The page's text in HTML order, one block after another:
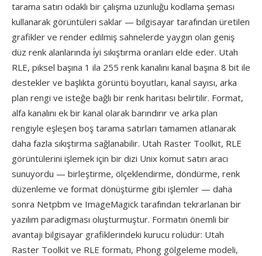
tarama satırı odaklı bir çalışma uzunluğu kodlama şeması
kullanarak görüntüleri saklar — bilgisayar tarafından üretilen
grafikler ve render edilmiş sahnelerde yaygın olan geniş
düz renk alanlarında i̇yi sıkıştırma oranları elde eder. Utah
RLE, piksel başına 1 ila 255 renk kanalını kanal başına 8 bit ile
destekler ve başlıkta görüntü boyutları, kanal sayısı, arka
plan rengi ve isteğe bağlı bir renk haritası belirtilir. Format,
alfa kanalını ek bir kanal olarak barındırır ve arka plan
rengiyle eşleşen boş tarama satırları tamamen atlanarak
daha fazla sıkıştırma sağlanabilir. Utah Raster Toolkit, RLE
görüntülerini işlemek için bir dizi Unix komut satırı aracı
sunuyordu — birleştirme, ölçeklendirme, döndürme, renk
düzenleme ve format dönüştürme gibi işlemler — daha
sonra Netpbm ve ImageMagick tarafından tekrarlanan bir
yazılım paradigması oluşturmuştur. Formatın önemli bir
avantajı bilgisayar grafiklerindeki kurucu rolüdür: Utah
Raster Toolkit ve RLE formatı, Phong gölgeleme modeli,